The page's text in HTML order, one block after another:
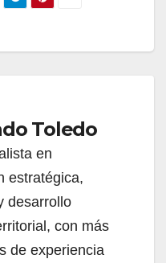
Toledo
en
estratégica,
desarrollo
con más
de experiencia